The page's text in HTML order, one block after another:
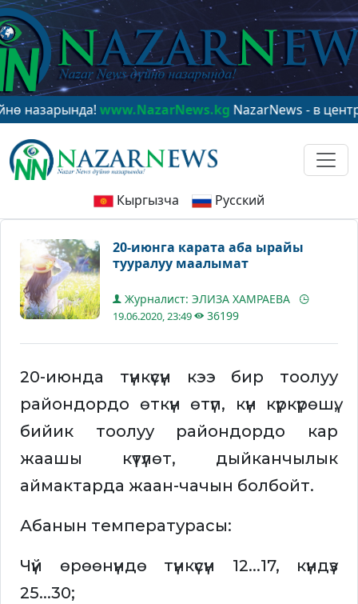
www.NazarNews.kgNazarNews - в центре
Кыргызча Русский
20-июнга карата аба ырайы
тууралуу маалымат
Журналист: ЭЛИЗА ХАМРАЕВА
19.06.2020, 23:49 36199
20-июнда түнкүсүн кээ бир тоолуу
райондордо өткүн өтүп, күн күркүрөшү,
бийик тоолуу райондордо кар
жаашы күтүлөт, дыйканчылык
аймактарда жаан-чачын болбойт.
Абанын температурасы:
Чүй өрөөнүндө түнкүсүн 12...17, күндүз
25...30;